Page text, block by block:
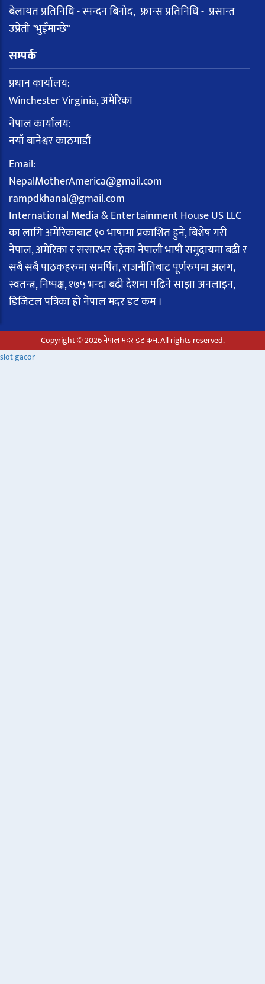
बेलायत प्रतिनिधि - स्पन्दन बिनोद, फ्रान्स प्रतिनिधि - प्रसान्त
उप्रेती "भुइँमान्छे"
सम्पर्क
प्रधान कार्यालय:
Winchester Virginia, अमेरिका
नेपाल कार्यालय:
नयाँ बानेश्वर काठमाडौं
Email:
NepalMotherAmerica@gmail.com
rampdkhanal@gmail.com
International Media & Entertainment House US LLC
का लागि अमेरिकाबाट १० भाषामा प्रकाशित हुने, बिशेष गरी
नेपाल, अमेरिका र संसारभर रहेका नेपाली भाषी समुदायमा बढी र
सबै सबै पाठकहरुमा समर्पित, राजनीतिबाट पूर्णरुपमा अलग,
स्वतन्त्र, निष्पक्ष, १७५ भन्दा बढी देशमा पढिने साझा अनलाइन,
डिजिटल पत्रिका हो नेपाल मदर डट कम ।
Copyright © 2026 नेपाल मदर डट कम. All rights reserved.
slot gacor